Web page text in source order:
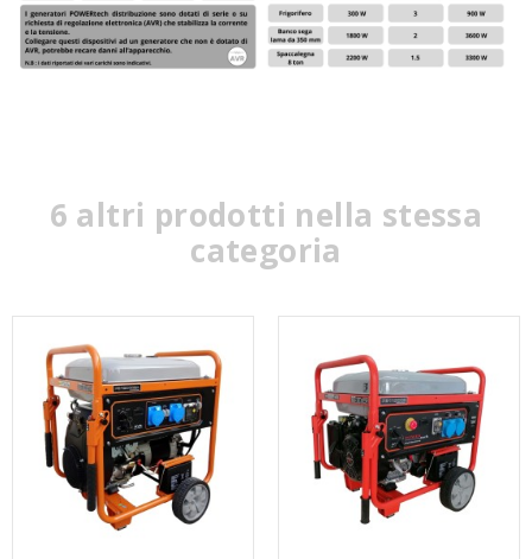
6 altri prodotti nella stessa
categoria